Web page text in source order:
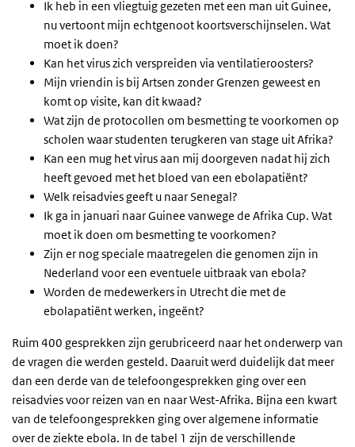
Ik heb in een vliegtuig gezeten met een man uit Guinee,
nu vertoont mijn echtgenoot koortsverschijnselen. Wat
moet ik doen?
Kan het virus zich verspreiden via ventilatieroosters?
Mijn vriendin is bij Artsen zonder Grenzen geweest en
komt op visite, kan dit kwaad?
Wat zijn de protocollen om besmetting te voorkomen op
scholen waar studenten terugkeren van stage uit Afrika?
Kan een mug het virus aan mij doorgeven nadat hij zich
heeft gevoed met het bloed van een ebolapatiënt?
Welk reisadvies geeft u naar Senegal?
Ik ga in januari naar Guinee vanwege de Afrika Cup. Wat
moet ik doen om besmetting te voorkomen?
Zijn er nog speciale maatregelen die genomen zijn in
Nederland voor een eventuele uitbraak van ebola?
Worden de medewerkers in Utrecht die met de
ebolapatiënt werken, ingeënt?
Ruim 400 gesprekken zijn gerubriceerd naar het onderwerp van
de vragen die werden gesteld. Daaruit werd duidelijk dat meer
dan een derde van de telefoongesprekken ging over een
reisadvies voor reizen van en naar West-Afrika. Bijna een kwart
van de telefoongesprekken ging over algemene informatie
over de ziekte ebola. In de tabel 1 zijn de verschillende